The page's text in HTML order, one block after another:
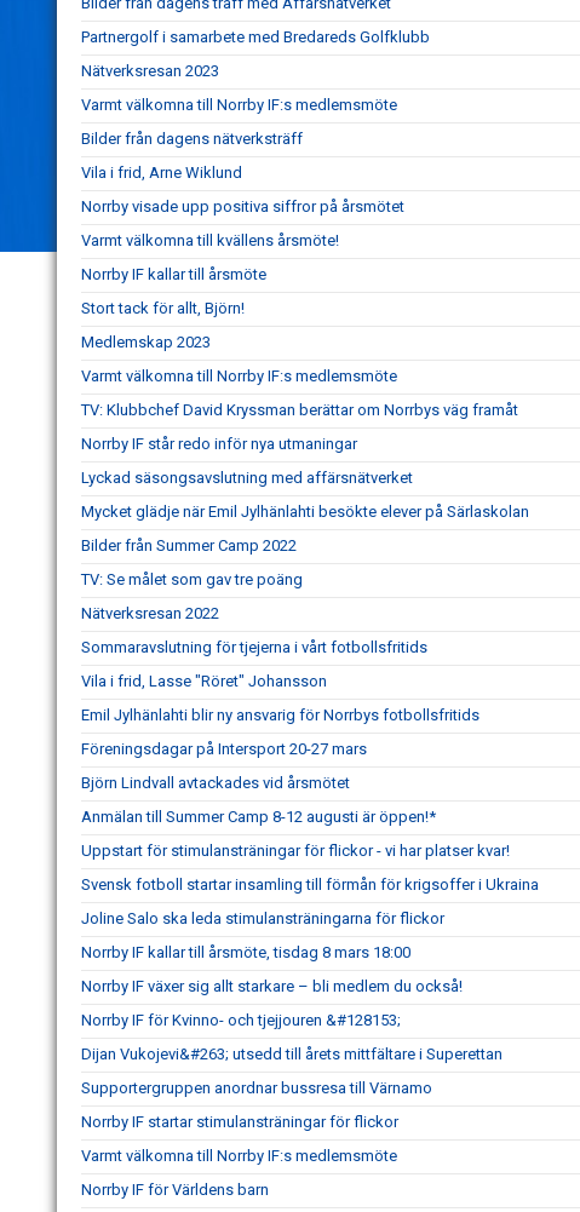
Partnergolf i samarbete med Bredareds Golfklubb
Nätverksresan 2023
Varmt välkomna till Norrby IF:s medlemsmöte
Bilder från dagens nätverksträff
Vila i frid, Arne Wiklund
Norrby visade upp positiva siffror på årsmötet
Varmt välkomna till kvällens årsmöte!
Norrby IF kallar till årsmöte
Stort tack för allt, Björn!
Medlemskap 2023
Varmt välkomna till Norrby IF:s medlemsmöte
TV: Klubbchef David Kryssman berättar om Norrbys väg framåt
Norrby IF står redo inför nya utmaningar
Lyckad säsongsavslutning med affärsnätverket
Mycket glädje när Emil Jylhänlahti besökte elever på Särlaskolan
Bilder från Summer Camp 2022
TV: Se målet som gav tre poäng
Nätverksresan 2022
Sommaravslutning för tjejerna i vårt fotbollsfritids
Vila i frid, Lasse "Röret" Johansson
Emil Jylhänlahti blir ny ansvarig för Norrbys fotbollsfritids
Föreningsdagar på Intersport 20-27 mars
Björn Lindvall avtackades vid årsmötet
Anmälan till Summer Camp 8-12 augusti är öppen!*
Uppstart för stimulansträningar för flickor - vi har platser kvar!
Svensk fotboll startar insamling till förmån för krigsoffer i Ukraina
Joline Salo ska leda stimulansträningarna för flickor
Norrby IF kallar till årsmöte, tisdag 8 mars 18:00
Norrby IF växer sig allt starkare – bli medlem du också!
Norrby IF för Kvinno- och tjejjouren &#128153;
Dijan Vukojevi&#263; utsedd till årets mittfältare i Superettan
Supportergruppen anordnar bussresa till Värnamo
Norrby IF startar stimulansträningar för flickor
Varmt välkomna till Norrby IF:s medlemsmöte
Norrby IF för Världens barn